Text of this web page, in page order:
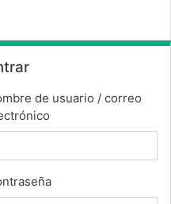
Entrar
de usuario / correo